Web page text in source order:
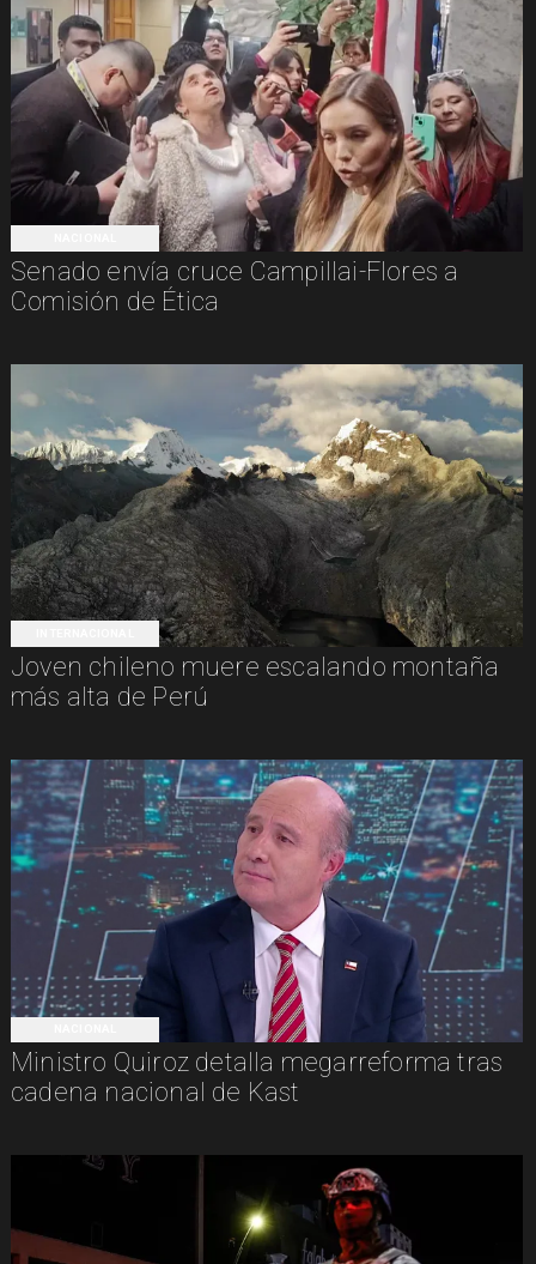
Senado envía cruce Campillai-Flores a
Comisión de Ética
Joven chileno muere escalando montaña
más alta de Perú
Ministro Quiroz detalla megarreforma tras
cadena nacional de Kast